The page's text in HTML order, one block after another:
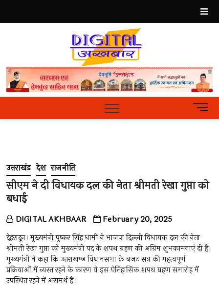
content
Hindi
News
PortalM
e
t
उत्तराखंड देश राजनीति
सीएम ने दी विधायक दल की नेता श्रीमती रेखा गुप्ता को
बधाई
DIGITAL AKHBAAR February 20, 2025
देहरादून। मुख्यमंत्री पुष्कर सिंह धामी ने भाजपा दिल्ली विधायक दल की नेता
श्रीमती रेखा गुप्ता को मुख्यमंत्री पद के शपथ ग्रहण की अग्रिम शुभकामनाएं दी हैं।
मुख्यमंत्री ने कहा कि उत्तराखण्ड विधानसभा के बजट सत्र की महत्वपूर्ण
प्रक्रियाओं में व्यस्त रहने के कारण वे इस ऐतिहासिक शपथ ग्रहण समारोह में
उपस्थित रहने में असमर्थ हैं।